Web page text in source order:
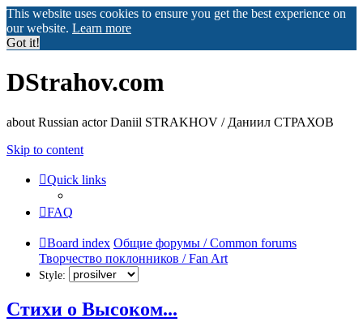
This website uses cookies to ensure you get the best experience on
our website. Learn more
Got it!
DStrahov.com
about Russian actor Daniil STRAKHOV / Даниил СТРАХОВ
Skip to content
Quick links
FAQ
Board index Общие форумы / Common forums
Творчество поклонников / Fan Art
Style:
Стихи о Высоком...